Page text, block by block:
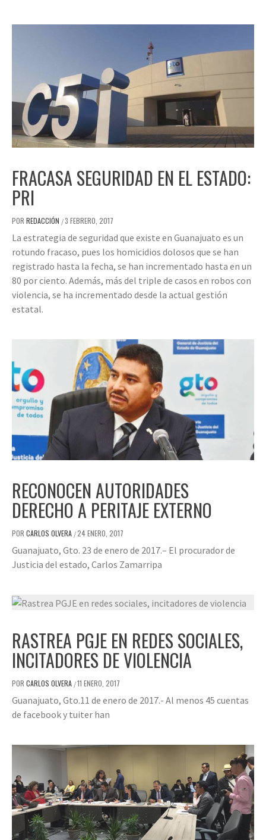
FRACASA SEGURIDAD EN EL ESTADO:
PRI
POR REDACCIÓN /3 FEBRERO, 2017
La estrategia de seguridad que existe en Guanajuato es un
rotundo fracaso, pues los homicidios dolosos que se han
registrado hasta la fecha, se han incrementado hasta en un
80 por ciento. Además, más del triple de casos en robos con
violencia, se ha incrementado desde la actual gestión
estatal.
RECONOCEN AUTORIDADES
DERECHO A PERITAJE EXTERNO
POR CARLOS OLVERA /24 ENERO, 2017
Guanajuato, Gto. 23 de enero de 2017.– El procurador de
Justicia del estado, Carlos Zamarripa
RASTREA PGJE EN REDES SOCIALES,
INCITADORES DE VIOLENCIA
POR CARLOS OLVERA /11 ENERO, 2017
Guanajuato, Gto.11 de enero de 2017.- Al menos 45 cuentas
de facebook y tuiter han